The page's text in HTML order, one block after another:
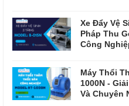
Xe Đẩy Vệ
Pháp Thu
Công
Máy Thổi
1000N -
Và Chuyên